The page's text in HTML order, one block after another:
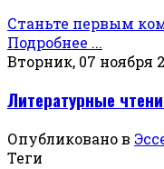
Станьте первым
Подробнее ...
Вторник, 07 ноября
Литературные
Опубликовано в
Теги